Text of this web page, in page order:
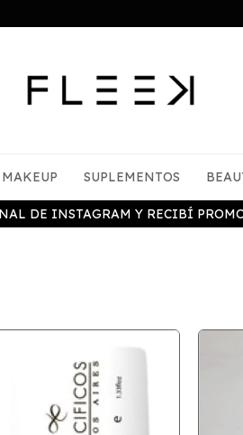
DE INSTAGRAM Y RECIBÍ
MAKEUP SUPLEMENTOS